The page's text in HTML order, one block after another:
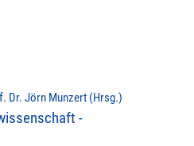
Dr. Jörn Munzert (Hrsg.)
-